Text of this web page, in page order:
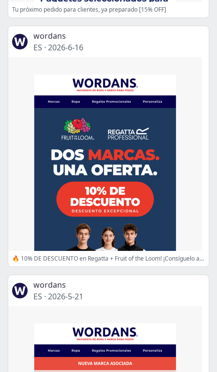
Tu próximo pedido para clientes, ya preparado [15% OFF]
wordans
ES · 2026-6-16
🔥 10% DE DESCUENTO en Regatta + Fruit of the Loom! ¡Consíguelo antes de que se acabe!
wordans
ES · 2026-5-21